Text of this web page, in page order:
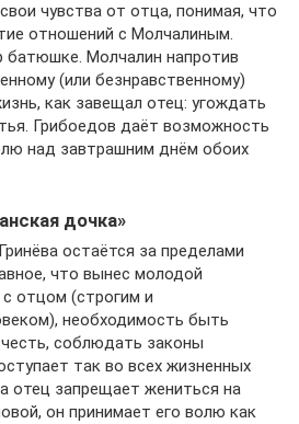
чувства от отца, понимая, что
отношений с Молчалиным.
батюшке. Молчалин напротив
(или безнравственному)
как завещал отец: угождать
Грибоедов даёт возможность
над завтрашним днём обоих
дочка»
остаётся за пределами
что вынес молодой
отцом (строгим и
необходимость быть
соблюдать законы
так во всех жизненных
отец запрещает жениться на
он принимает его волю как